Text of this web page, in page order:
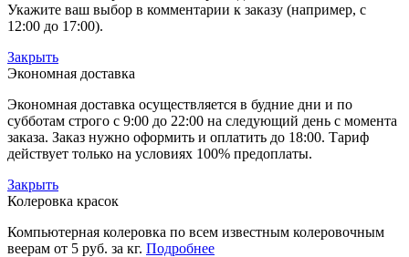
Укажите ваш выбор в комментарии к заказу (например, с
12:00 до 17:00).
Закрыть
Экономная доставка
Экономная доставка осуществляется в будние дни и по
субботам строго с 9:00 до 22:00 на следующий день с момента
заказа. Заказ нужно оформить и оплатить до 18:00. Тариф
действует только на условиях 100% предоплаты.
Закрыть
Колеровка красок
Компьютерная колеровка по всем известным колеровочным
веерам от 5 руб. за кг. Подробнее